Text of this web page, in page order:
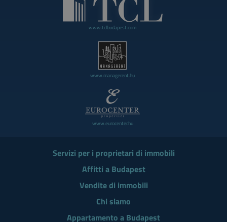
www.tclbudapest.com
www.managerent.hu
www.eurocenter.hu
Servizi per i proprietari di immobili
Affitti a Budapest
Vendite di immobili
Chi siamo
Appartamento a Budapest